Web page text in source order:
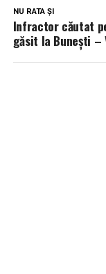
NU RATA ȘI
Infractor căutat
găsit la Bunești –